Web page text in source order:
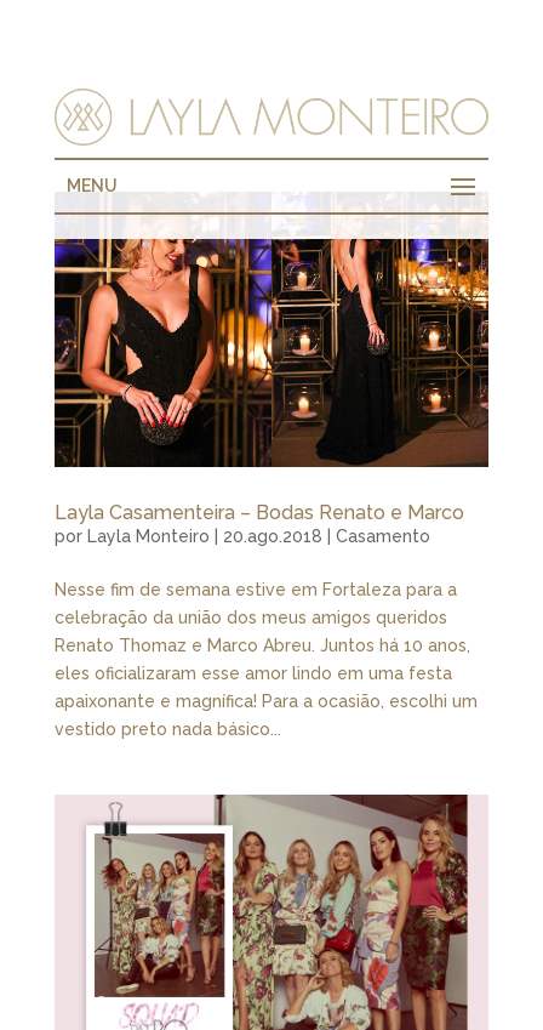
MENU
Layla Casamenteira – Bodas Renato e Marco
por Layla Monteiro 20.ago.2018 Casamento
Nesse fim de semana estive em Fortaleza para a
celebração da união dos meus amigos queridos
Renato Thomaz e Marco Abreu. Juntos há 10 anos,
eles oficializaram esse amor lindo em uma festa
apaixonante e magnífica! Para a ocasião, escolhi um
vestido preto nada básico...